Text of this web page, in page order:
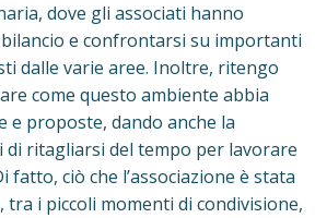
dove gli associati hanno
e confrontarsi su importanti
dalle varie aree. Inoltre, ritengo
come questo ambiente abbia
e proposte, dando anche la
di ritagliarsi del tempo per lavorare
ciò che l’associazione è stata
i piccoli momenti di condivisione,